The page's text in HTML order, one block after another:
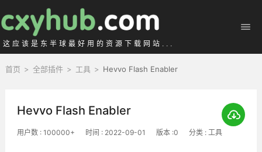
这应该是东半球最好用的资源下载网站...
首页 > 全部插件 > 工具 > Hevvo Flash Enabler
Hevvo Flash Enabler
用户数 : 100000+ 时间 : 2022-09-01 版本 :0 分类 : 工具